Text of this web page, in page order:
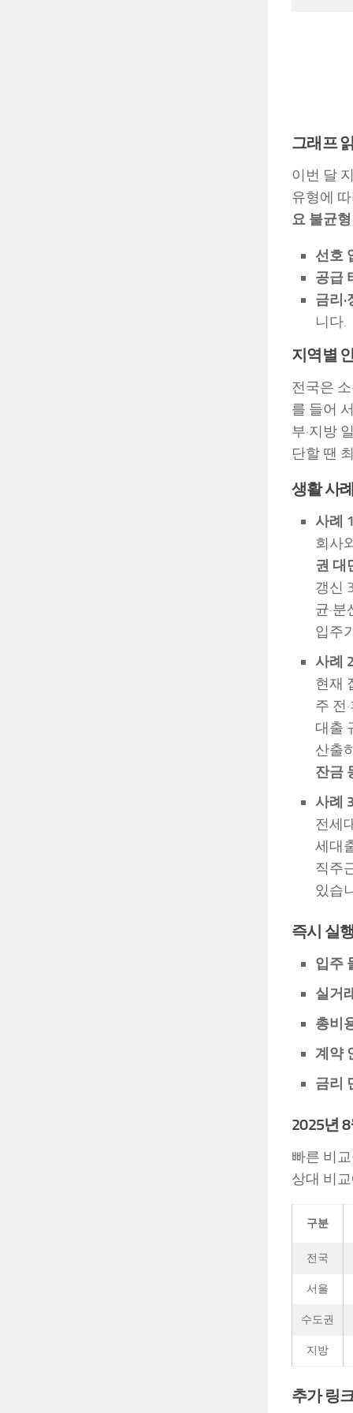
그래프
이번 달
유형에
요 불균
선호
공급
금리
니다.
지역별
전국은
를 들어
부·지방
단할 땐
생활 사
사례
회사
권 대
갱신
균·
입주
사례
현재
주 전
대출
산출
잔금
사례
전세
세대
직주
있습
즉시 실
입주
실거
총비
계약
금리
2025년
빠른 비
상대 비
구분
전국
서울
수도권
지방
추가 링